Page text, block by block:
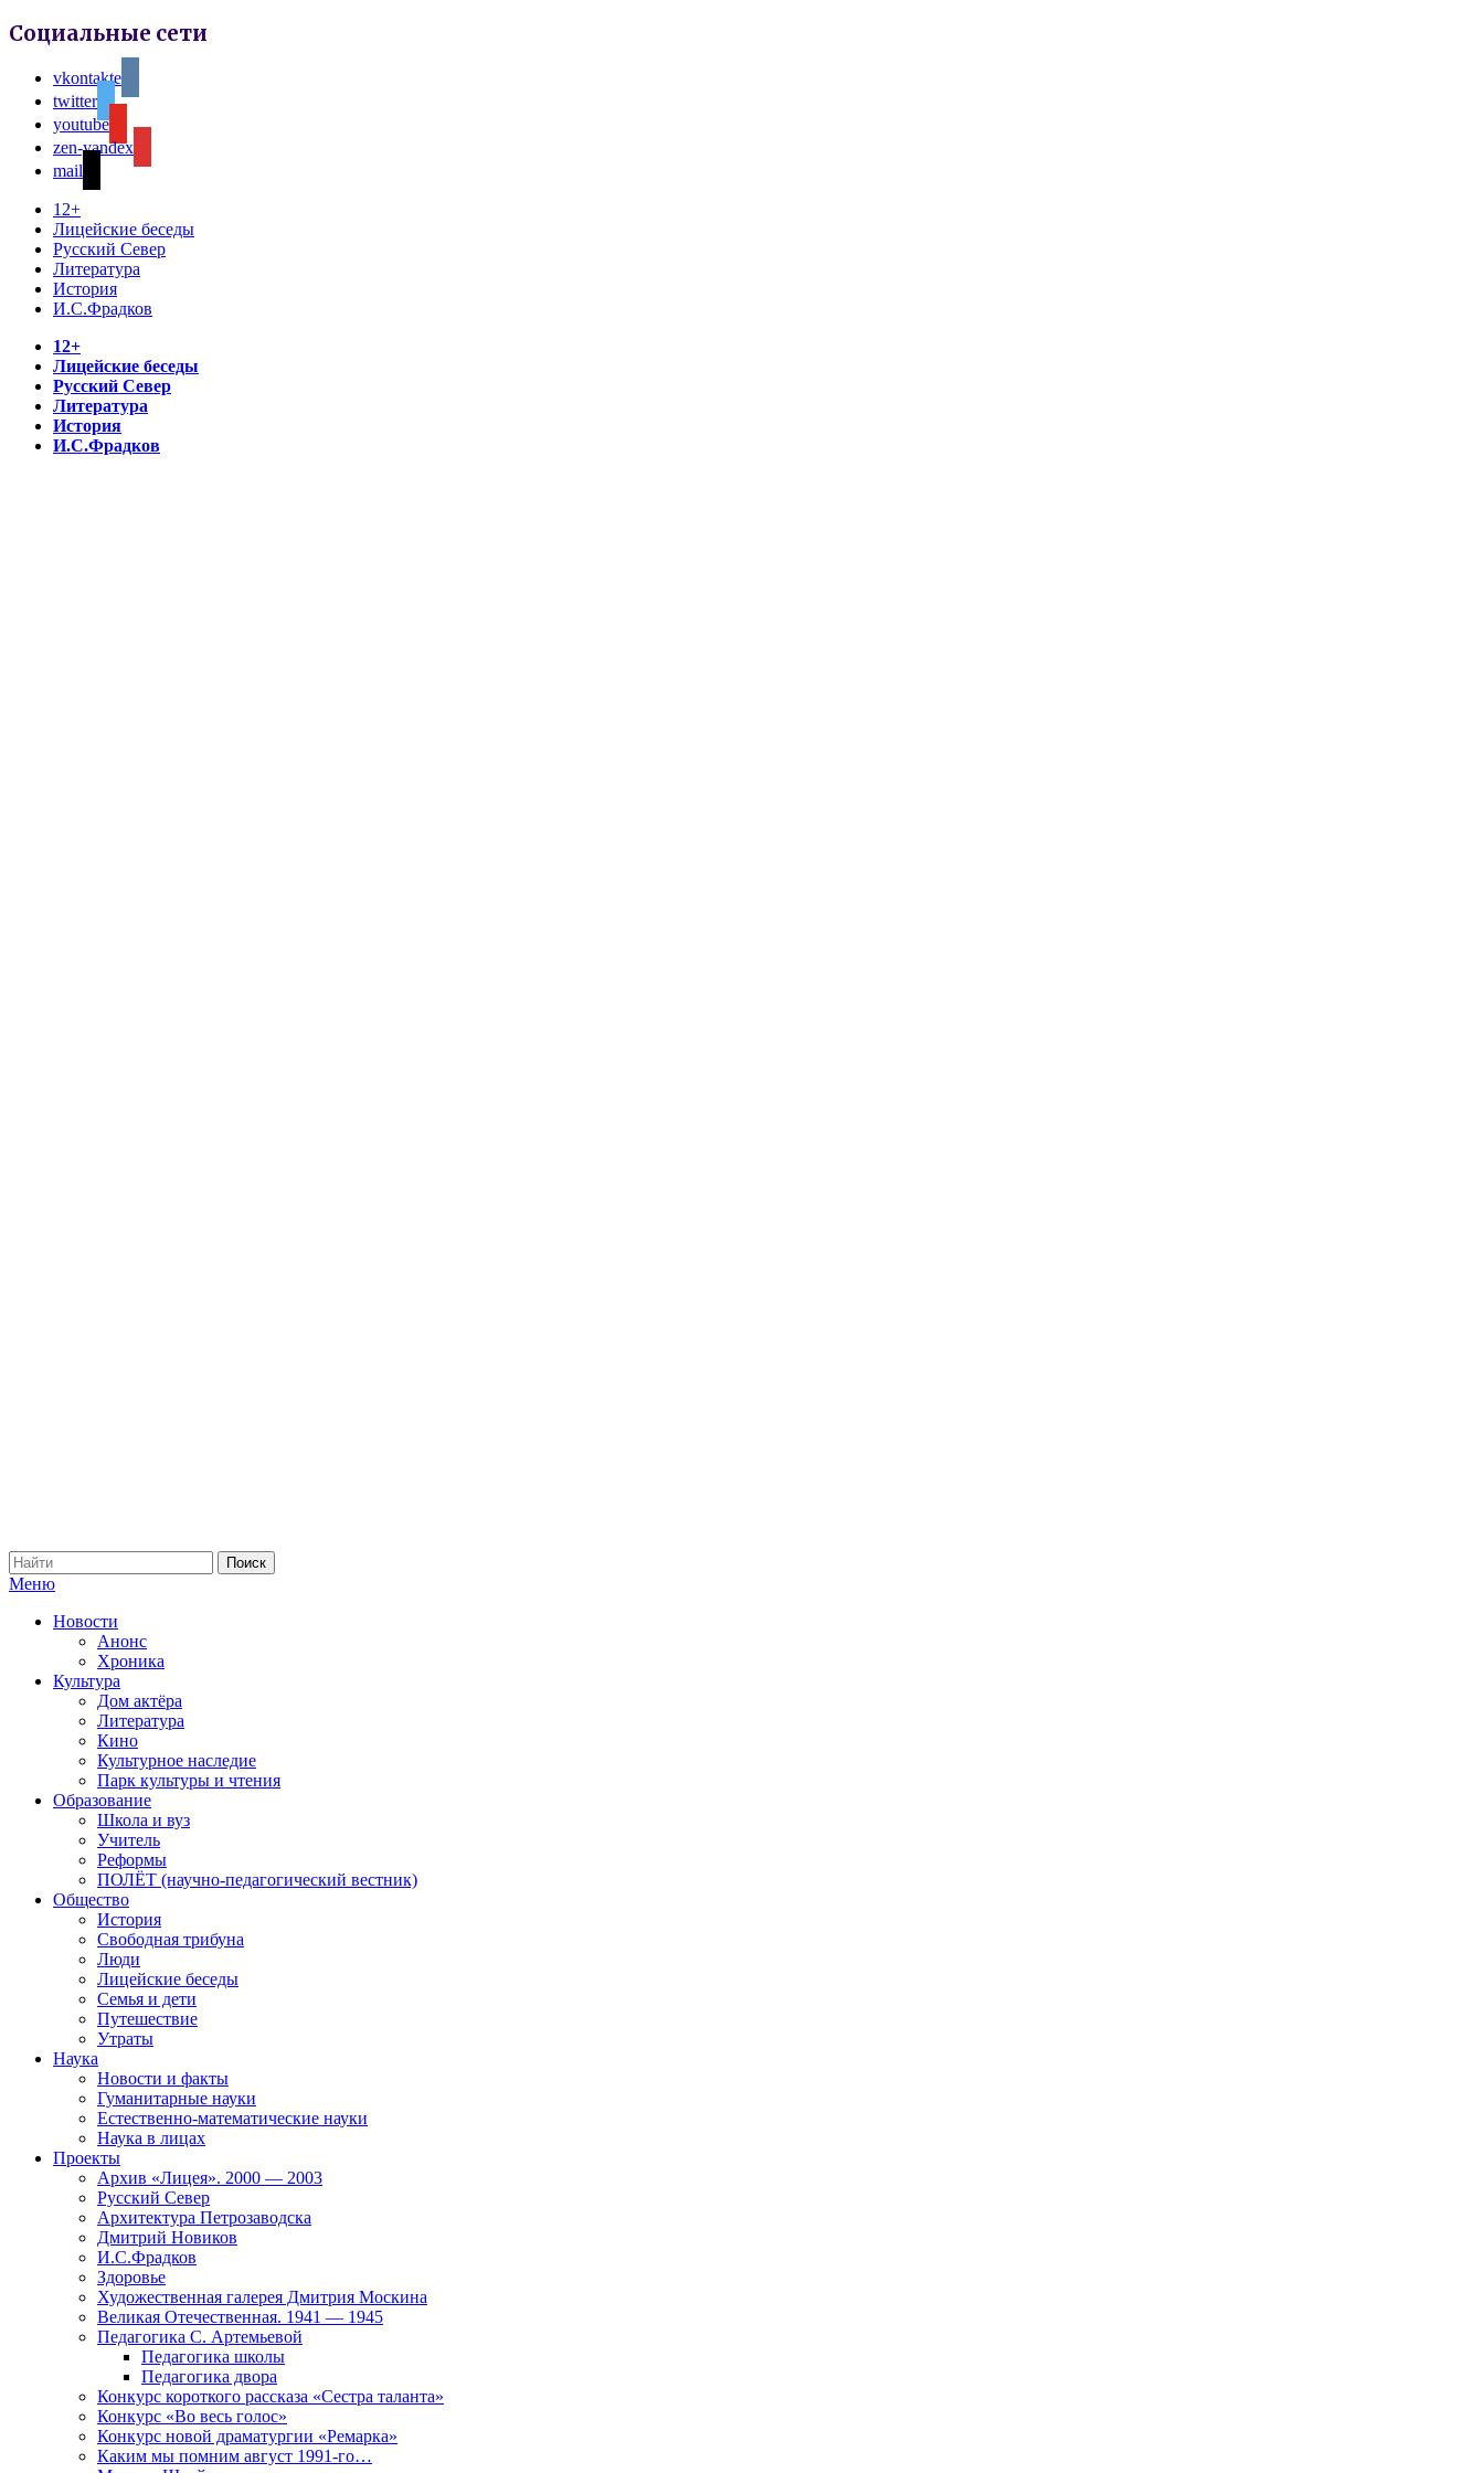
Социальные сети
vkontakte
twitter
youtube
zen-yandex
mail
12+
Лицейские беседы
Русский Север
Литература
История
И.С.Фрадков
12+
Лицейские беседы
Русский Север
Литература
История
И.С.Фрадков
Меню
Новости
Анонс
Хроника
Культура
Дом актёра
Литература
Кино
Культурное наследие
Парк культуры и чтения
Образование
Школа и вуз
Учитель
Реформы
ПОЛЁТ (научно-педагогический вестник)
Общество
История
Свободная трибуна
Люди
Лицейские беседы
Семья и дети
Путешествие
Утраты
Наука
Новости и факты
Гуманитарные науки
Естественно-математические науки
Наука в лицах
Проекты
Архив «Лицея». 2000 — 2003
Русский Север
Архитектура Петрозаводска
Дмитрий Новиков
И.С.Фрадков
Здоровье
Художественная галерея Дмитрия Москина
Великая Отечественная. 1941 — 1945
Педагогика С. Артемьевой
Педагогика школы
Педагогика двора
Конкурс короткого рассказа «Сестра таланта»
Конкурс «Во весь голос»
Конкурс новой драматургии «Ремарка»
Каким мы помним август 1991-го…